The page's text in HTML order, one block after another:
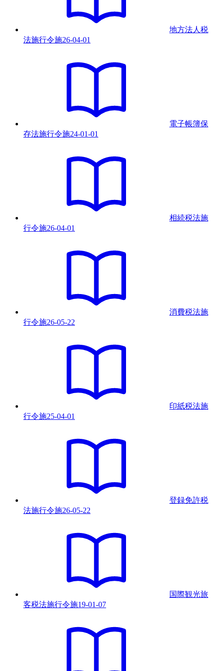
地方法人税
法施行令施26-04-01
電子帳簿保
存法施行令施24-01-01
相続税法施
行令施26-04-01
消費税法施
行令施26-05-22
印紙税法施
行令施25-04-01
登録免許税
法施行令施26-05-22
国際観光旅
客税法施行令施19-01-07